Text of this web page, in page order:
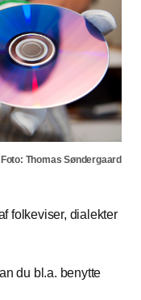
Foto: Thomas Søndergaard
folkeviser, dialekter
du bl.a. benytte